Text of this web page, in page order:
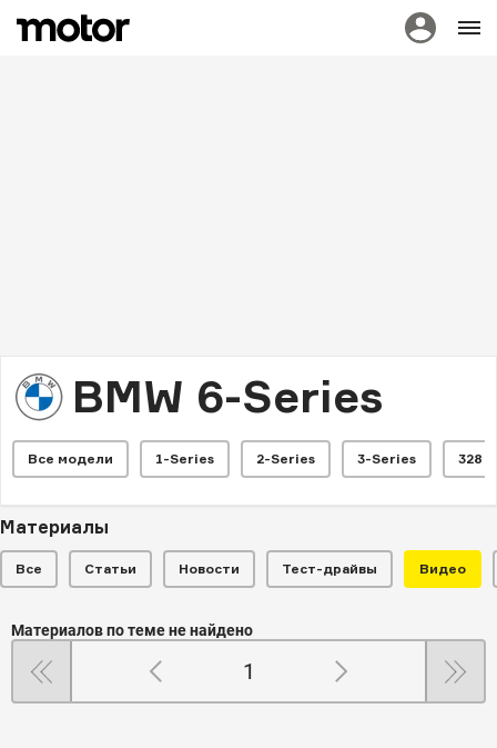
BMW 6-Series
Все модели 1-Series 2-Series 3-Series 328
Материалы
Все Статьи Новости Тест-драйвы Видео
Материалов по теме не найдено
1